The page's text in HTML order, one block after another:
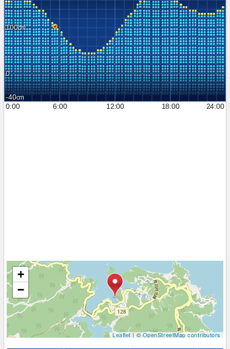
100
0
-40
0:00
6:00 12:00 18:00 24:00
+
−
Leaflet| ©OpenStreetMap contributors